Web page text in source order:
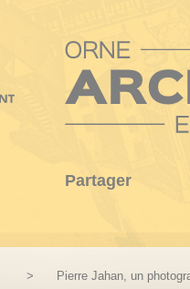
Partager
Pierre Jahan, un